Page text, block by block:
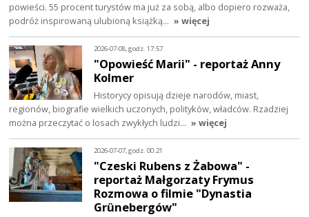
powieści. 55 procent turystów ma już za sobą, albo dopiero rozważa,
podróż inspirowaną ulubioną książką… » więcej
2026-07-08, godz. 17:57
"Opowieść Marii" - reportaż Anny
Kolmer
Historycy opisują dzieje narodów, miast,
regionów, biografie wielkich uczonych, polityków, władców. Rzadziej
można przeczytać o losach zwykłych ludzi… » więcej
2026-07-07, godz. 00:21
"Czeski Rubens z Żabowa" -
reportaż Małgorzaty Frymus
Rozmowa o filmie "Dynastia
Grünebergów"